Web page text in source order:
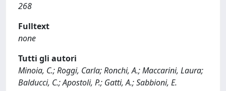
268
Fulltext
none
Tutti gli autori
Minoia, C.; Roggi, Carla; Ronchi, A.; Maccarini, Laura;
Balducci, C.; Apostoli, P.; Gatti, A.; Sabbioni, E.